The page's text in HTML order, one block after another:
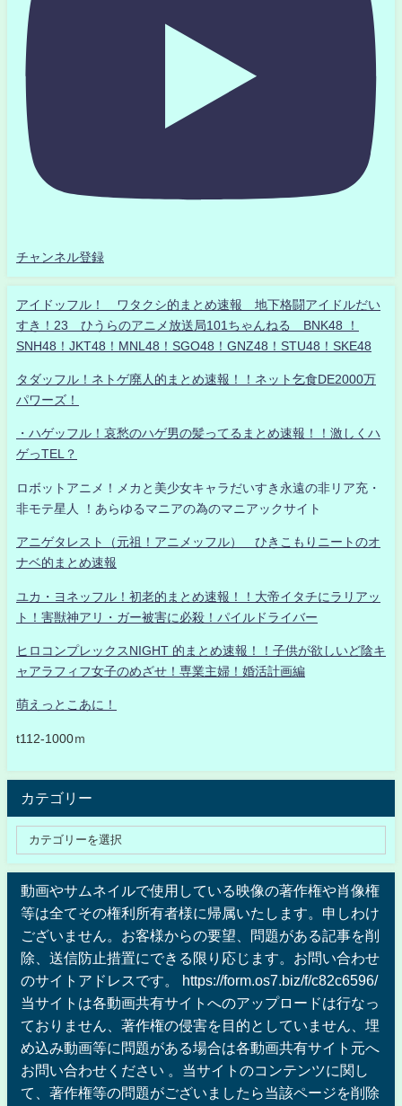
チャンネル登録
アイドッフル！ ワタクシ的まとめ速報 地下格闘アイドルだい
すき！23 ひうらのアニメ放送局101ちゃんねる BNK48 ！
SNH48！JKT48！MNL48！SGO48！GNZ48！STU48！SKE48
タダッフル！ネトゲ廃人的まとめ速報！！ネット乞食DE2000万
パワーズ！
・ハゲッフル！哀愁のハゲ男の髪ってるまとめ速報！！激しくハ
ゲっTEL？
ロボットアニメ！メカと美少女キャラだいすき永遠の非リア充・
非モテ星人 ！あらゆるマニアの為のマニアックサイト
アニゲタレスト（元祖！アニメッフル） ひきこもりニートのオ
ナベ的まとめ速報
ユカ・ヨネッフル！初老的まとめ速報！！大帝イタチにラリアッ
ト！害獣神アリ・ガー被害に必殺！パイルドライバー
ヒロコンプレックスNIGHT 的まとめ速報！！子供が欲しいど陰キ
ャアラフィフ女子のめざせ！専業主婦！婚活計画編
萌えっとこあに！
t112-1000ｍ
カテゴリー
動画やサムネイルで使用している映像の著作権や肖像権
等は全てその権利所有者様に帰属いたします。申しわけ
ございません。お客様からの要望、問題がある記事を削
除、送信防止措置にできる限り応じます。お問い合わせ
のサイトアドレスです。 https://form.os7.biz/f/c82c6596/
当サイトは各動画共有サイトへのアップロードは行なっ
ておりません、著作権の侵害を目的としていません、埋
め込み動画等に問題がある場合は各動画共有サイト元へ
お問い合わせください 。当サイトのコンテンツに関し
て、著作権等の問題がございましたら当該ページを削除